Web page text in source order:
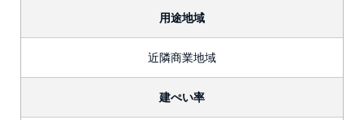
用途地域
近隣商業地域
建ぺい率